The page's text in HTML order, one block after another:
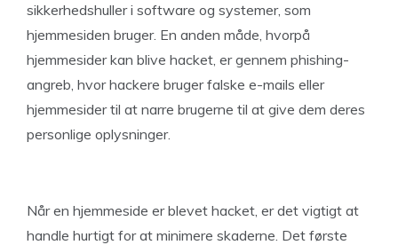
sikkerhedshuller i software og systemer, som
hjemmesiden bruger. En anden måde, hvorpå
hjemmesider kan blive hacket, er gennem phishing-
angreb, hvor hackere bruger falske e-mails eller
hjemmesider til at narre brugerne til at give dem deres
personlige oplysninger.
Når en hjemmeside er blevet hacket, er det vigtigt at
handle hurtigt for at minimere skaderne. Det første